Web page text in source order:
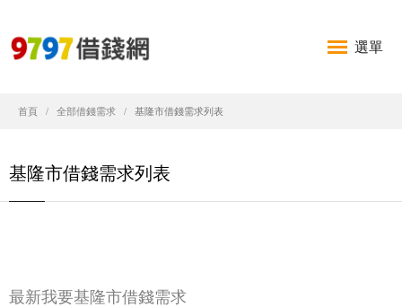
選單
首頁 全部借錢需求 基隆市借錢需求列表
基隆市借錢需求列表
最新我要基隆市借錢需求